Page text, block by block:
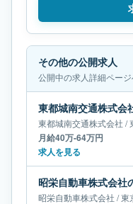
その他の公開求人
公開中の求人詳細ページ
東都城南交通株式会社 /
月給40万-64万円
求人を見る
昭栄自動車株式会社 /東